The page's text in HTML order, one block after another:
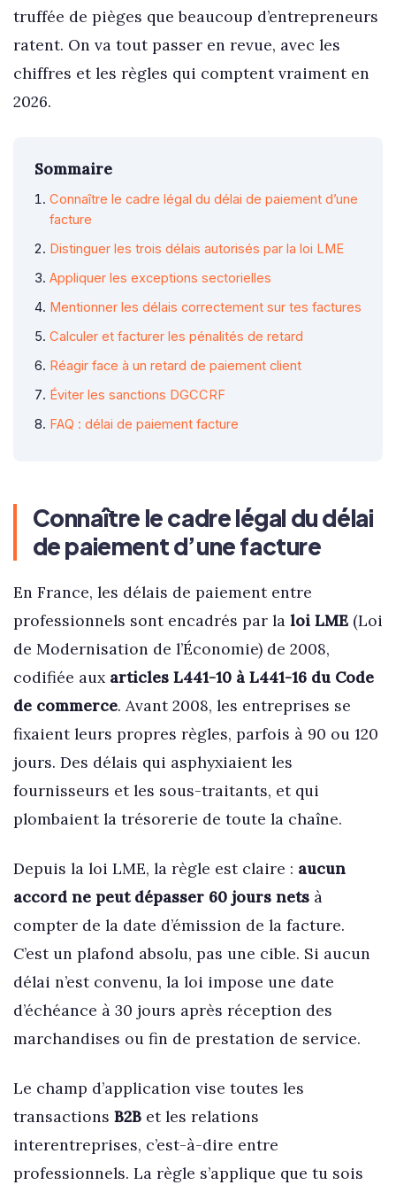
truffée de pièges que beaucoup d’entrepreneurs
ratent. On va tout passer en revue, avec les
chiffres et les règles qui comptent vraiment en
2026.
Sommaire
Connaître le cadre légal du délai de paiement d’une
facture
Distinguer les trois délais autorisés par la loi LME
Appliquer les exceptions sectorielles
Mentionner les délais correctement sur tes factures
Calculer et facturer les pénalités de retard
Réagir face à un retard de paiement client
Éviter les sanctions DGCCRF
FAQ : délai de paiement facture
Connaître le cadre légal du délai
de paiement d’une facture
En France, les délais de paiement entre
professionnels sont encadrés par la loi LME(Loi
de Modernisation de l’Économie) de 2008,
codifiée aux articles L441-10 à L441-16 du Code
de commerce. Avant 2008, les entreprises se
fixaient leurs propres règles, parfois à 90 ou 120
jours. Des délais qui asphyxiaient les
fournisseurs et les sous-traitants, et qui
plombaient la trésorerie de toute la chaîne.
Depuis la loi LME, la règle est claire : aucun
accord ne peut dépasser 60 jours netsà
compter de la date d’émission de la facture.
C’est un plafond absolu, pas une cible. Si aucun
délai n’est convenu, la loi impose une date
d’échéance à 30 jours après réception des
marchandises ou fin de prestation de service.
Le champ d’application vise toutes les
transactions B2Bet les relations
interentreprises, c’est-à-dire entre
professionnels. La règle s’applique que tu sois